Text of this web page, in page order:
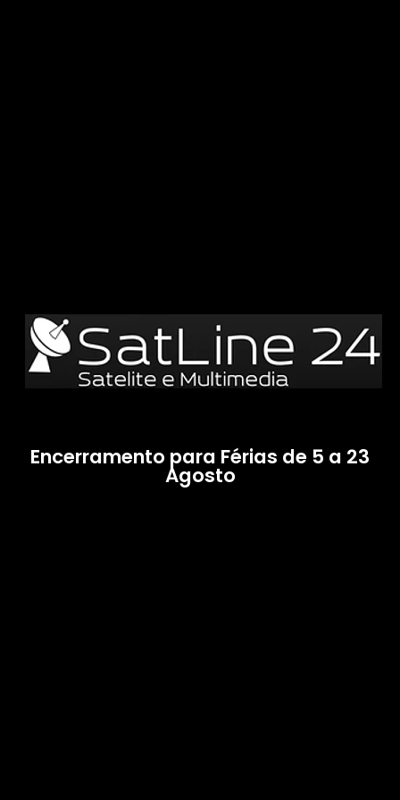
Encerramento para Férias de 5 a 23
Agosto